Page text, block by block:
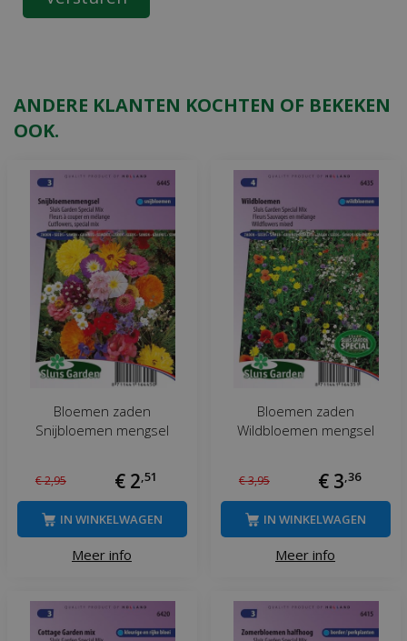
ANDERE KLANTEN KOCHTEN OF BEKEKEN
OOK.
Bloemen zaden
Snijbloemen mengsel
€2,95 € 2,51
Meer info
IN WINKELWAGEN
Bloemen zaden
Wildbloemen mengsel
€3,95 € 3,36
Meer info
IN WINKELWAGEN